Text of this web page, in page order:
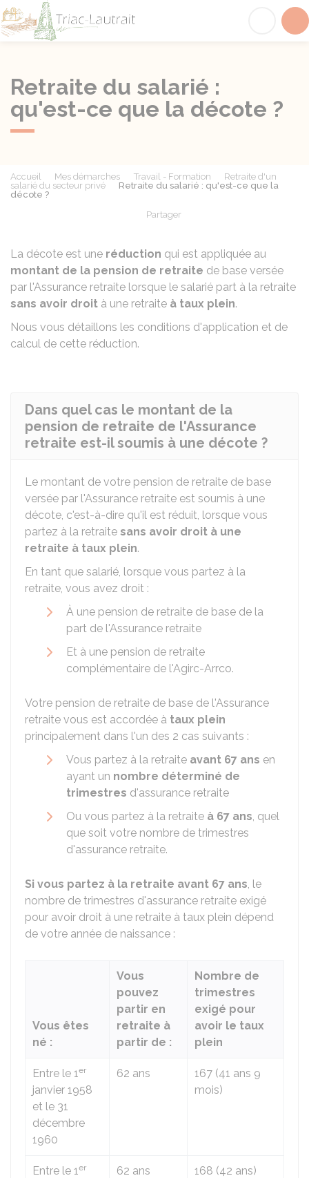
Retraite du salarié :
qu'est-ce que la décote ?
Accueil Mes démarches Travail - Formation
Retraite d'un
salarié du secteur privé
Retraite du salarié : qu'est-ce que la
décote ?
Partager
La décote est une réduction qui est appliquée au
montant de la pension de retraite de base versée
par l'Assurance retraite lorsque le salarié part à la retraite
sans avoir droit à une retraite à taux plein.
Nous vous détaillons les conditions d'application et de
calcul de cette réduction.
Dans quel cas le montant de la
pension de retraite de l'Assurance
retraite est-il soumis à une décote ?
Le montant de votre pension de retraite de base
versée par l'Assurance retraite est soumis à une
décote, c'est-à-dire qu'il est réduit, lorsque vous
partez à la retraite sans avoir droit à une
retraite à taux plein.
En tant que salarié, lorsque vous partez à la
retraite, vous avez droit :
À une pension de retraite de base de la
part de l'Assurance retraite
Et à une pension de retraite
complémentaire de l'Agirc-Arrco.
Votre pension de retraite de base de l'Assurance
retraite vous est accordée à taux plein
principalement dans l'un des 2 cas suivants :
Vous partez à la retraite avant 67 ans en
ayant un nombre déterminé de
trimestres d'assurance retraite
Ou vous partez à la retraite à 67 ans, quel
que soit votre nombre de trimestres
d'assurance retraite.
Si vous partez à la retraite avant 67 ans, le
nombre de trimestres d'assurance retraite exigé
pour avoir droit à une retraite à taux plein dépend
de votre année de naissance :
Vous êtes
né :
Vous
pouvez
partir en
retraite à
partir de :
Nombre de
trimestres
exigé pour
avoir le taux
plein
Entre le 1er
janvier 1958
et le 31
décembre
1960
62 ans
167 (41 ans 9
mois)
Entre le 1er 62 ans 168 (42 ans)